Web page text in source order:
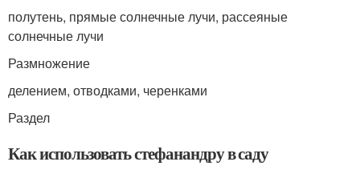
полутень, прямые солнечные лучи, рассеяные
солнечные лучи
Размножение
делением, отводками, черенками
Раздел
Как использовать стефанандру в саду